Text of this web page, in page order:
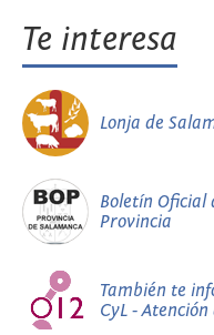
Te interesa
Lonja de
Boletín Oficial
Provincia
También te
CyL -